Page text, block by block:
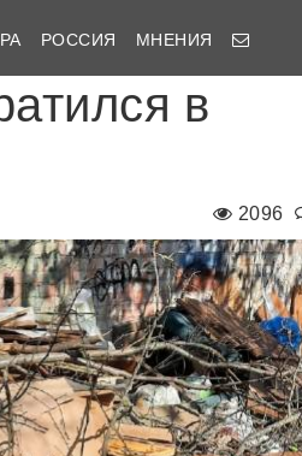
РОССИЯ МНЕНИЯ
в
2096